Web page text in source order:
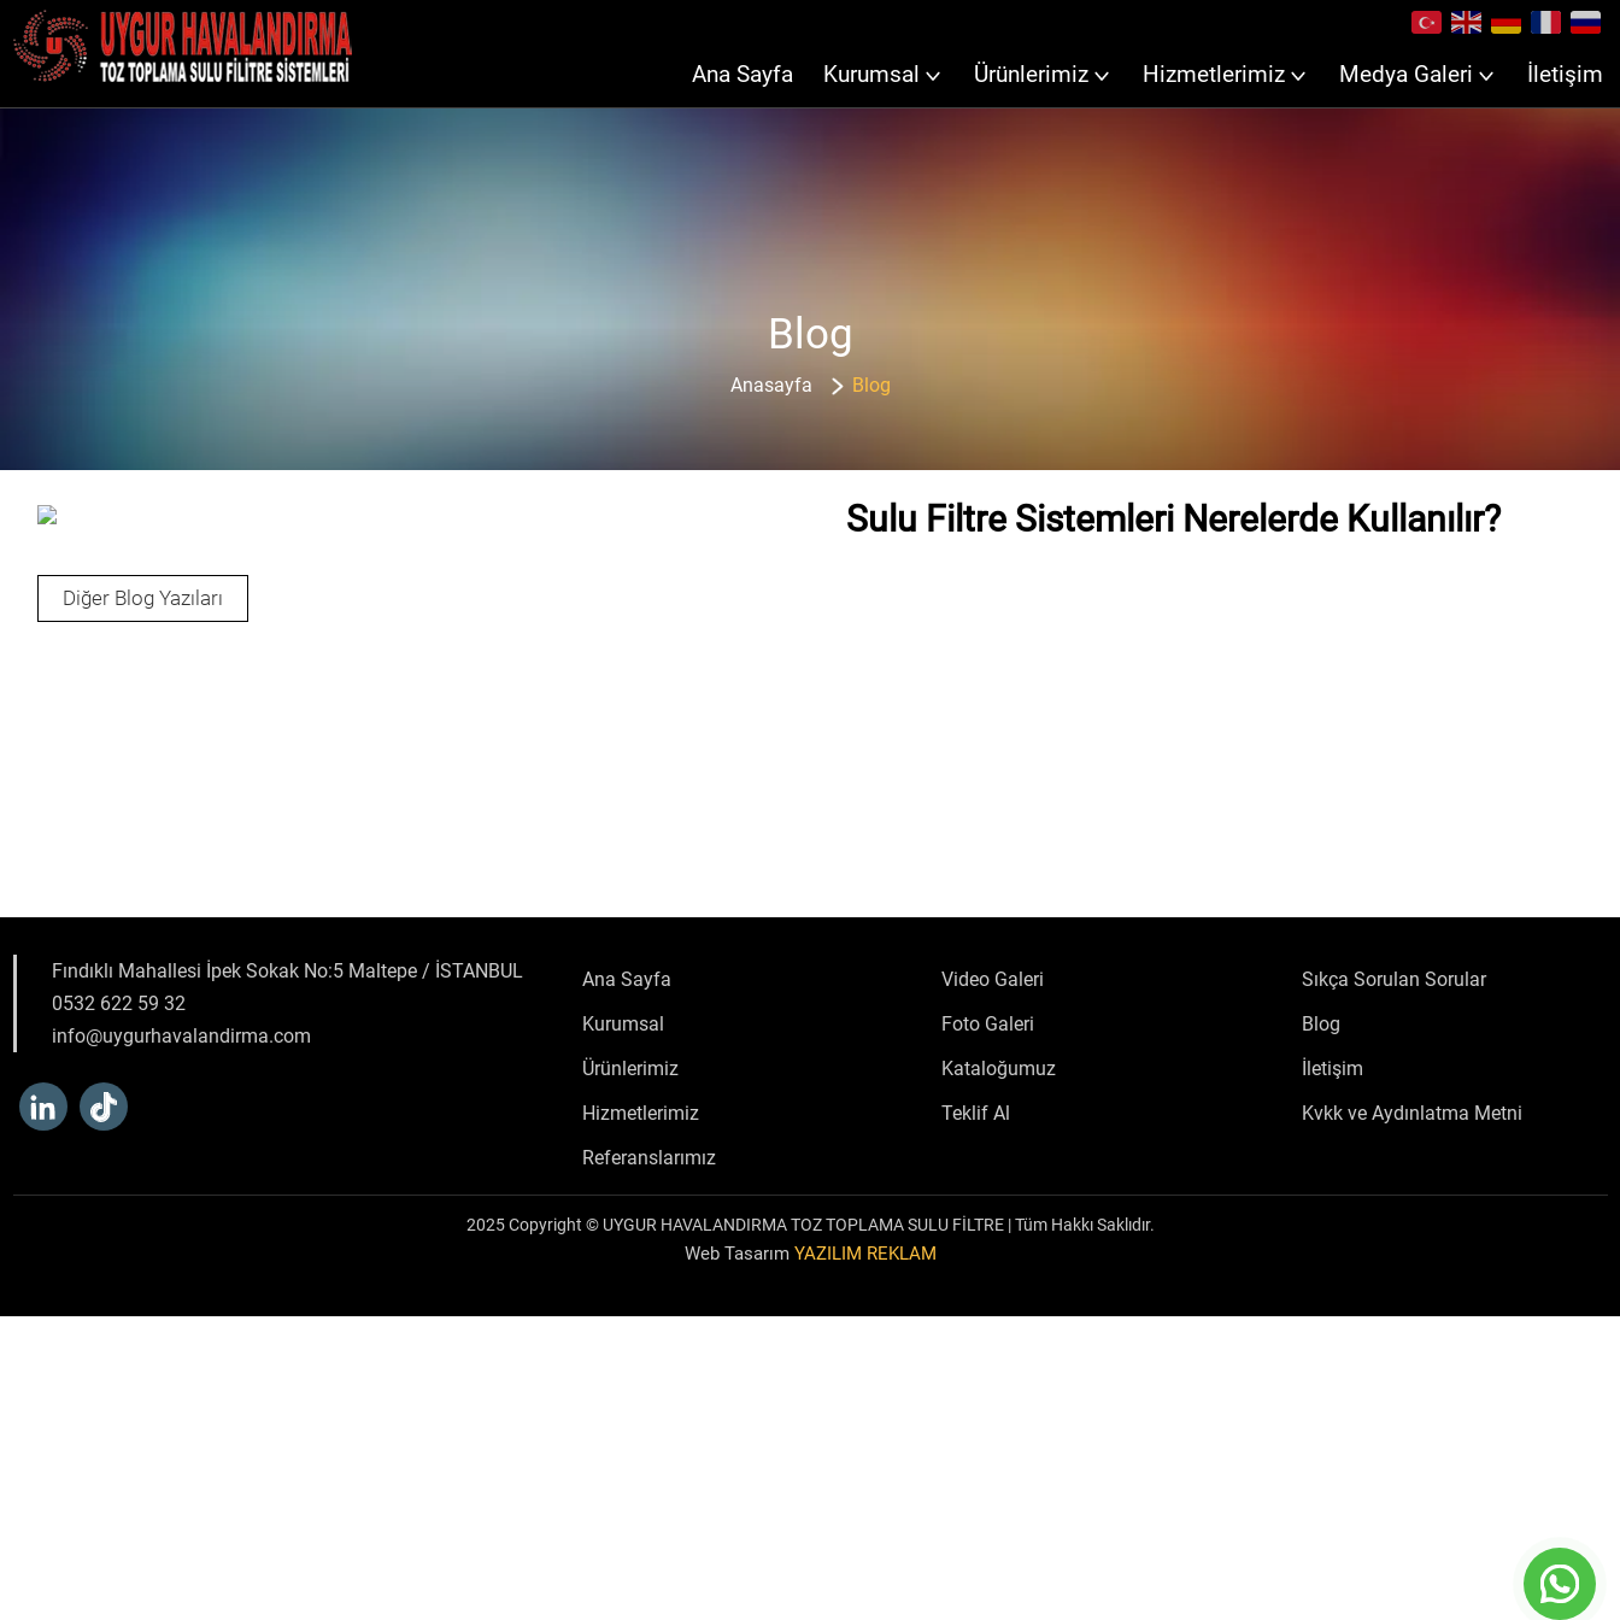
Ana Sayfa Kurumsal Ürünlerimiz Hizmetlerimiz Medya Galeri İletişim
Blog
Anasayfa Blog
Sulu Filtre Sistemleri Nerelerde Kullanılır?
Diğer Blog Yazıları
Fındıklı Mahallesi İpek Sokak No:5 Maltepe / İSTANBUL
0532 622 59 32
info@uygurhavalandirma.com
Ana Sayfa
Kurumsal
Ürünlerimiz
Hizmetlerimiz
Referanslarımız
Video Galeri
Foto Galeri
Kataloğumuz
Teklif Al
Sıkça Sorulan Sorular
Blog
İletişim
Kvkk ve Aydınlatma Metni
2025 Copyright © UYGUR HAVALANDIRMA TOZ TOPLAMA SULU FİLTRE | Tüm Hakkı Saklıdır.
Web Tasarım YAZILIM REKLAM